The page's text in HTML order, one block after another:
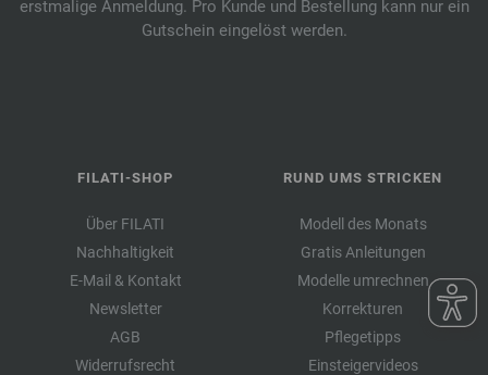
erstmalige Anmeldung. Pro Kunde und Bestellung kann nur ein
Gutschein eingelöst werden.
FILATI-SHOP
Über FILATI
Nachhaltigkeit
E-Mail & Kontakt
Newsletter
AGB
Widerrufsrecht
RUND UMS STRICKEN
Modell des Monats
Gratis Anleitungen
Modelle umrechnen
Korrekturen
Pflegetipps
Einsteigervideos